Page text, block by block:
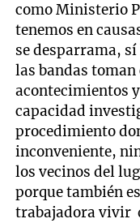
como Ministerio
tenemos en
se desparrama,
las bandas toman
acontecimientos
capacidad
procedimiento
inconveniente,
los vecinos del
porque también
trabajadora vivir